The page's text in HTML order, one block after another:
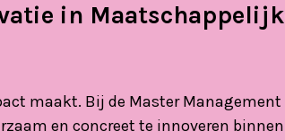
in
maakt. Bij de Master
en concreet te innoveren